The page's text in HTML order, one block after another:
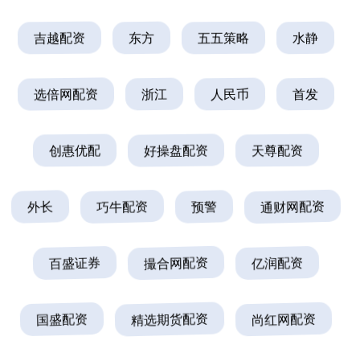
吉越配资 东方 五五策略 水静
选倍网配资 浙江 人民币 首发
创惠优配 好操盘配资 天尊配资
外长 巧牛配资 预警 通财网配资
百盛证券 撮合网配资 亿润配资
国盛配资 精选期货配资 尚红网配资